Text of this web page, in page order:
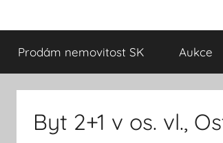
Prodám nemovitost SK Aukce
Byt 2+1 v os. vl.,